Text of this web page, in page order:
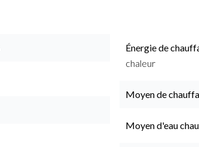
Énergie de
chaleur
Moyen de
Moyen d'eau